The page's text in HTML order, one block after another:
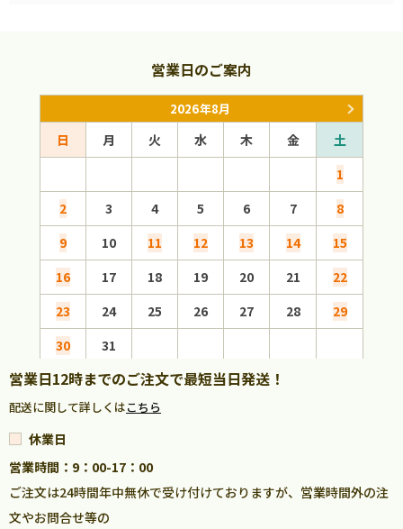
営業日のご案内
2026年8月
日 月 火 水 木 金
土
1
2
3 4 5 6 7
8
9
10 11 12 13 14
15
16
17 18 19 20 21
22
23
24 25 26 27 28
29
30
31
営業日12時までのご注文で最短当日発送！
配送に関して詳しくはこちら
休業日
営業時間：9：00-17：00
ご注文は24時間年中無休で受け付けておりますが、営業時間外の注
文やお問合せ等の